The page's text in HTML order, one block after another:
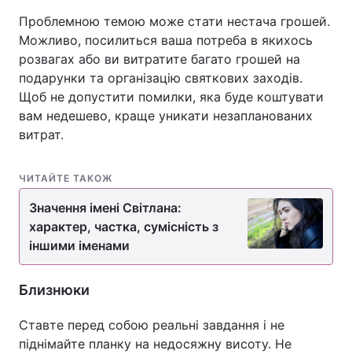
Проблемною темою може стати нестача грошей.
Можливо, посилиться ваша потреба в якихось
розвагах або ви витратите багато грошей на
подарунки та організацію святкових заходів.
Щоб не допустити помилки, яка буде коштувати
вам недешево, краще уникати незапланованих
витрат.
ЧИТАЙТЕ ТАКОЖ
Значення імені Світлана:
характер, частка, сумісність з
іншими іменами
Близнюки
Ставте перед собою реальні завдання і не
піднімайте планку на недосяжну висоту. Не